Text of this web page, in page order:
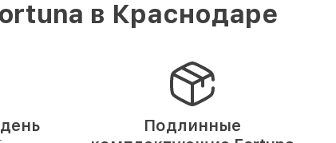
в Краснодаре
Подлинные